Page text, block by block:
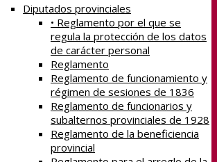
Diputados provinciales
• Reglamento por el que se
regula la protección de los datos
de carácter personal
Reglamento
Reglamento de funcionamiento y
régimen de sesiones de 1836
Reglamento de funcionarios y
subalternos provinciales de 1928
Reglamento de la beneficiencia
provincial